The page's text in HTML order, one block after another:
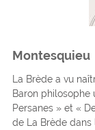
Montesquieu
La Brède a vu
Baron philosophe
Persanes » et «
de La Brède dans